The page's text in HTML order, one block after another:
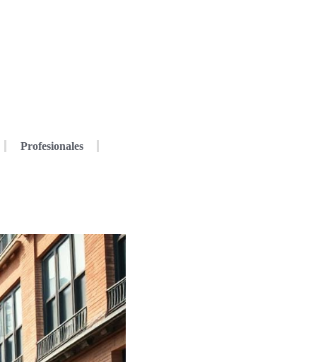
Profesionales